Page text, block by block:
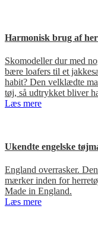
Harmonisk brug af
Skomodeller dur med
bære loafers til et
habit? Den velklædte
tøj, så udtrykket bliver
Læs mere
Ukendte engelske
England overrasker.
mærker inden for
Made in England.
Læs mere